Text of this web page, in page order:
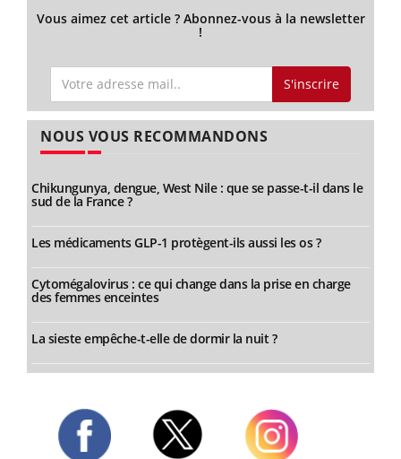
Vous aimez cet article ? Abonnez-vous à la newsletter
!
S'inscrire
NOUS VOUS RECOMMANDONS
Chikungunya, dengue, West Nile : que se passe-t-il dans le
sud de la France ?
Les médicaments GLP-1 protègent-ils aussi les os ?
Cytomégalovirus : ce qui change dans la prise en charge
des femmes enceintes
La sieste empêche-t-elle de dormir la nuit ?